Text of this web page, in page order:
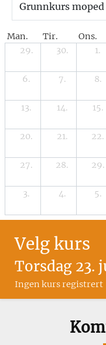
Man. Tir. Ons.
29.
30. 1.
6. 7. 8.
13. 14. 15.
20. 21. 22.
27. 28. 29.
3. 4. 5.
Velg kurs
Torsdag 23.
Ingen kurs registrert